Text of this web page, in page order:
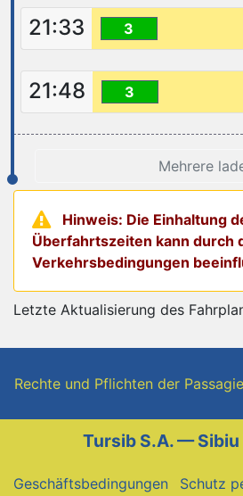
21:33 3
21:48 3
Mehrere
Hinweis: Die Einhaltung
Überfahrtszeiten kann durch
Verkehrsbedingungen
Letzte Aktualisierung des
Rechte und Pflichten der
Tursib S.A. — Sibiu
Geschäftsbedingungen Schutz